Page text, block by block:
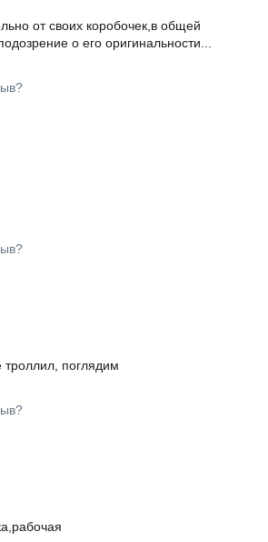
от своих коробочек,в общей
о его оригинальности...
троллил, поглядим